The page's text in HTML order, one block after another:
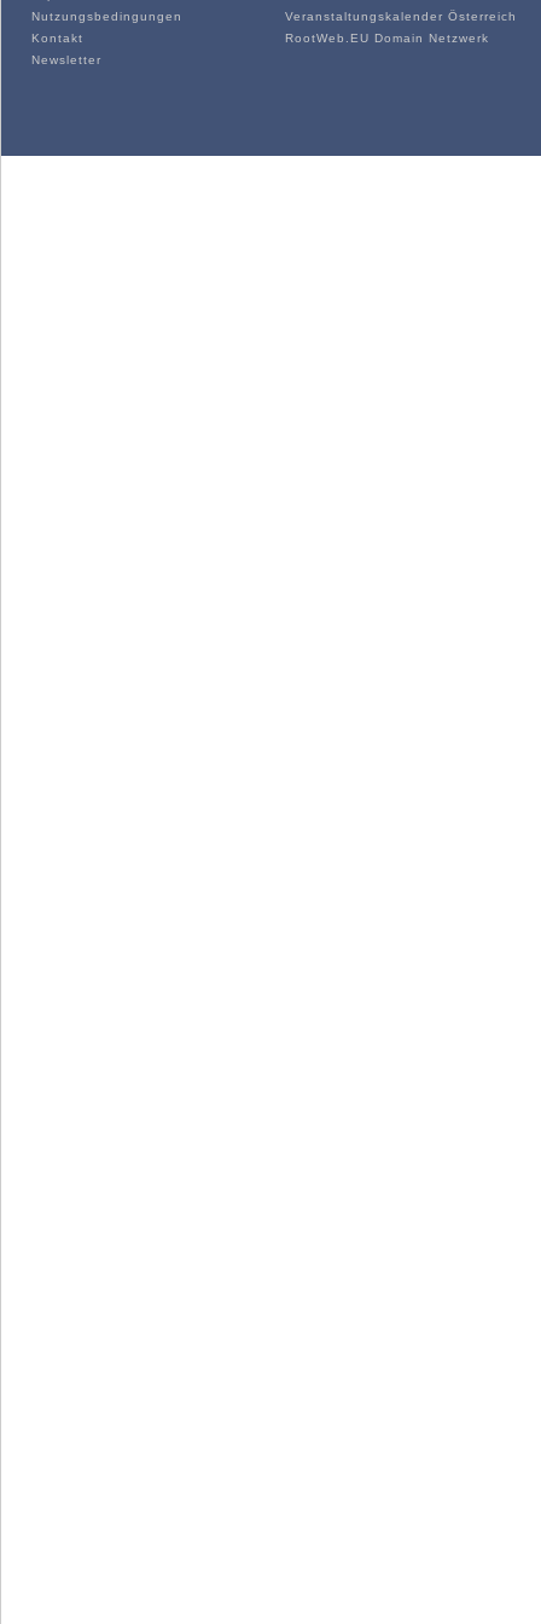
Nutzungsbedingungen
Kontakt
Newsletter
Veranstaltungskalender Österreich
RootWeb.EU Domain Netzwerk